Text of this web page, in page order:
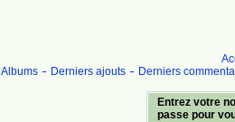
Albums Derniers ajouts Derniers
Entrez votre
passe pour